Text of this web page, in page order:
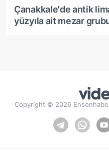
Çanakkale'de antik
yüzyıla ait mezar
Copyright © 2026 Ensonhaber